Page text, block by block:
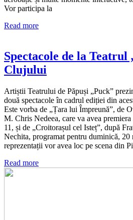
Vor participa la
Read more
Spectacole de la Teatrul
Clujului
Artiștii Teatrului de Păpuși „Puck”
două spectacole în cadrul ediției din
Este vorba de „Țara lui Împreună”, de
M. Chris Nedeea, care va avea
11, și de „Croitorașul cel Isteț”, după
Nechita, programat pentru duminică, 20
reprezentații vor avea loc pe scena din
Read more